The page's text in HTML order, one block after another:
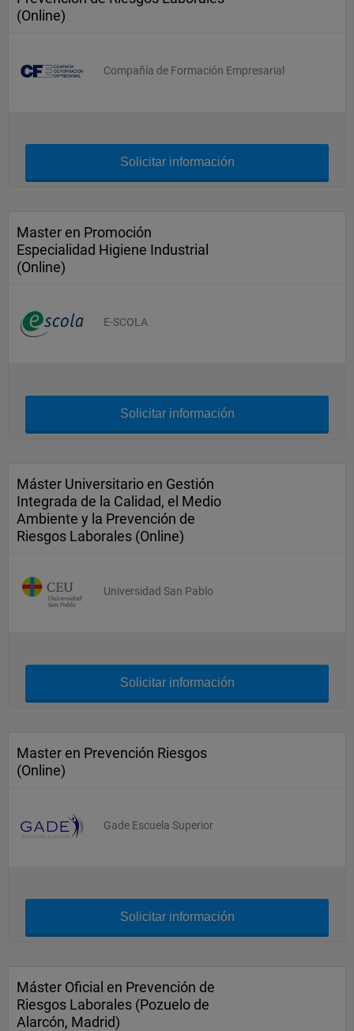
(Online)
Compañía de Formación Empresarial
Solicitar información
Master en Promoción
Especialidad Higiene Industrial
(Online)
E-SCOLA
Solicitar información
Máster Universitario en Gestión
Integrada de la Calidad, el Medio
Ambiente y la Prevención de
Riesgos Laborales (Online)
Universidad San Pablo
Solicitar información
Master en Prevención Riesgos
(Online)
Gade Escuela Superior
Solicitar información
Máster Oficial en Prevención de
Riesgos Laborales (Pozuelo de
Alarcón, Madrid)